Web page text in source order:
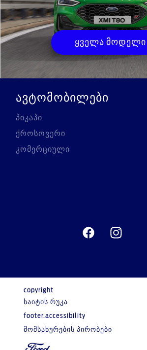
ყველა მოდელი
ავტომობილები
პიკაპი
ქროსოვერი
კომერციული
copyright
საიტის რუკა
footer.accessibility
მომსახურების პირობები